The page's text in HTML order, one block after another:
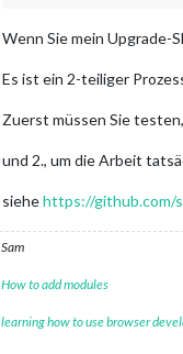
Wenn Sie mein Upgrade-
Es ist ein 2-teiliger
Zuerst müssen Sie
und 2., um die Arbeit
siehehttps://github.com/
Sam
How to add modules
learning how to use browser